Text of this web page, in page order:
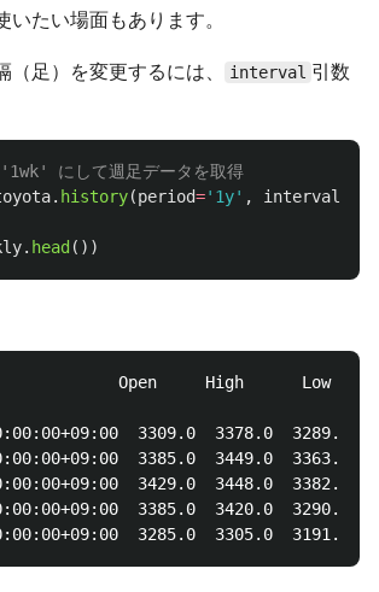
いたい場面もあります。
（足）を変更するには、 interval 引数
. history(period=' 1y' , interval
. head ())
Open     High      Low
3309.0  3378.0
3385.0  3449.0
3429.0  3448.0
3385.0  3420.0